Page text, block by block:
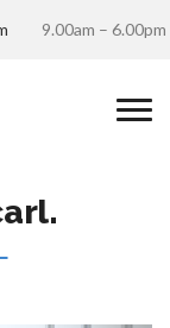
9.00am – 6.00pm